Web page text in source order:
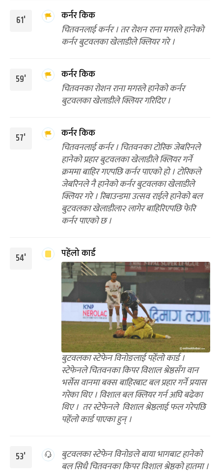
61'
कर्नर किक
चितवनलाई कर्नर । तर रोशन राना मगरले हानेको
कर्नर बुटवलका खेलाडीले क्लियर गरे ।
59'
कर्नर किक
चितवनका रोशन राना मगरले हानेको कर्नर
बुटवलका खेलाडीले क्लियर गरिदिए ।
57'
कर्नर किक
चितवनलाई कर्नर । चितवनका टोरिक जेबरिनले
हानेको प्रहार बुटवलका खेलाडीले क्लियर गर्ने
क्रममा बाहिर गएपछि कर्नर पाएको हो । टोरिकले
जेबरिनले नै हानेको कर्नर बुटवलका खेलाडीले
क्लियर गरे । रिबाउन्डमा उत्सव राईले हानेको बल
बुटवलका खेलाडीला२ लागेर बाहिरिएपछि फेरि
कर्नर पाएको छ ।
54' पहेंलो कार्ड
बुटवलका स्टेफेन विनोङलाई पहेँलो कार्ड ।
स्टेफेनले चितवनका किपर विशाल श्रेष्ठसँग वान
भर्सेस वानमा बक्स बाहिरबाट बल प्रहार गर्ने प्रयास
गरेका थिए । विशाल बल क्लियर गर्न अघि बढेका
थिए । तर स्टेफेनले विशाल श्रेष्ठलाई फल गरेपछि
पहेँलो कार्ड पाएका हुन् ।
53'
बुटवलका स्टेफेन विनोङले बाया भागबाट हानेको
बल सिधै चितवनका किपर विशाल श्रेष्ठको हातमा ।